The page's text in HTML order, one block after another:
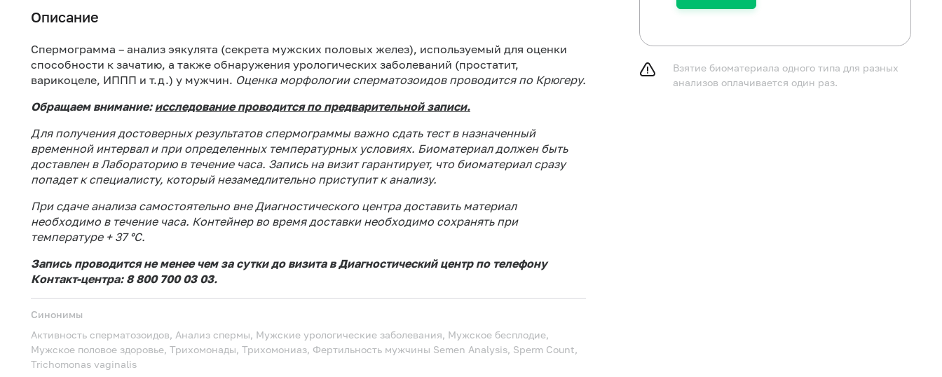
Описание
Спермограмма – анализ эякулята (секрета мужских половых желез), используемый для оценки
способности к зачатию, а также обнаружения урологических заболеваний (простатит,
варикоцеле, ИППП и т.д.) у мужчин. Оценка морфологии сперматозоидов проводится по Крюгеру.
Обращаем внимание: исследование проводится по предварительной записи.
Для получения достоверных результатов спермограммы важно сдать тест в назначенный
временной интервал и при определенных температурных условиях. Биоматериал должен быть
доставлен в Лабораторию в течение часа. Запись на визит гарантирует, что биоматериал сразу
попадет к специалисту, который незамедлительно приступит к анализу.
При сдаче анализа самостоятельно вне Диагностического центра доставить материал
необходимо в течение часа. Контейнер во время доставки необходимо сохранять при
температуре + 37 °С.
Запись проводится не менее чем за сутки до визита в Диагностический центр по телефону
Контакт-центра: 8 800 700 03 03.
Синонимы
Активность сперматозоидов, Анализ спермы, Мужские урологические заболевания, Мужское бесплодие,
Мужское половое здоровье, Трихомонады, Трихомониаз, Фертильность мужчины Semen Analysis, Sperm Count,
Trichomonas vaginalis
Рекомендуется исключить любую интоксикацию
проводить не ранее, чем через 5-10 суток после нее.
Взятие биоматериала одного типа для разных
анализов оплачивается один раз.